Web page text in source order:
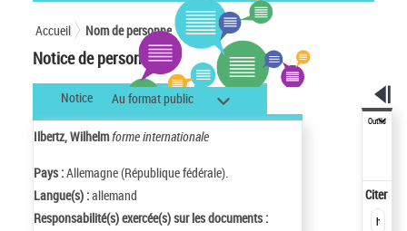
Accueil Nom de personne
Notice de personne
Notice Au format public
Ilbertz, Wilhelmforme internationale
Pays :Allemagne (République fédérale).
Langue(s) :allemand
Responsabilité(s) exercée(s) sur les documents :
Outils
Citer